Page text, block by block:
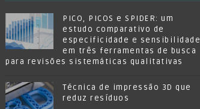
PICO, PICOS e SPIDER: um
estudo comparativo de
especificidade e sensibilidade
em três ferramentas de busca
para revisões sistemáticas qualitativas
Técnica de impressão 3D que
reduz resíduos